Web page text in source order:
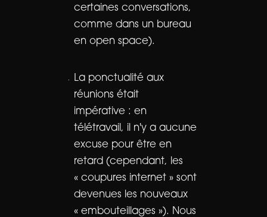
certaines conversations,
comme dans un bureau
en open space).
La ponctualité aux
réunions était
impérative : en
télétravail, il n'y a aucune
excuse pour être en
retard (cependant, les
« coupures internet » sont
devenues les nouveaux
« embouteillages »). Nous